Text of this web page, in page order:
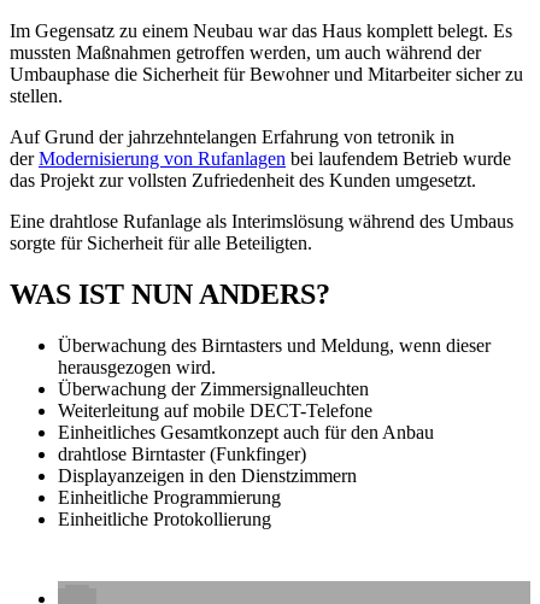
Im Gegensatz zu einem Neubau war das Haus komplett belegt. Es
mussten Maßnahmen getroffen werden, um auch während der
Umbauphase die Sicherheit für Bewohner und Mitarbeiter sicher zu
stellen.
Auf Grund der jahrzehntelangen Erfahrung von tetronik in
derModernisierung von Rufanlagen bei laufendem Betrieb wurde
das Projekt zur vollsten Zufriedenheit des Kunden umgesetzt.
Eine drahtlose Rufanlage als Interimslösung während des Umbaus
sorgte für Sicherheit für alle Beteiligten.
WAS IST NUN ANDERS?
Überwachung des Birntasters und Meldung, wenn dieser
herausgezogen wird.
Überwachung der Zimmersignalleuchten
Weiterleitung auf mobile DECT-Telefone
Einheitliches Gesamtkonzept auch für den Anbau
drahtlose Birntaster (Funkfinger)
Displayanzeigen in den Dienstzimmern
Einheitliche Programmierung
Einheitliche Protokollierung